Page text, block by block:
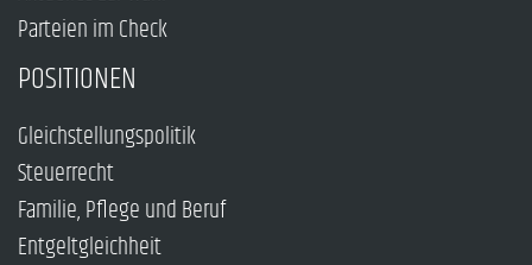
Parteien im Check
POSITIONEN
Gleichstellungspolitik
Steuerrecht
Familie, Pflege und Beruf
Entgeltgleichheit